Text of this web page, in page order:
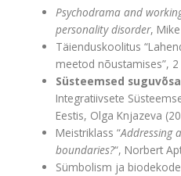
Psychodrama and
personality disorder,
Täienduskoolitus
meetod nõustamises”,
Süsteemsed
Integratiivsete
Eestis, Olga Knjazeva
Meistriklass “Addressing
boundaries?“, Norbert
Sümbolism ja